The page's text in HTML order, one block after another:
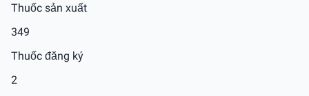
Thuốc sản xuất
349
Thuốc đăng ký
2